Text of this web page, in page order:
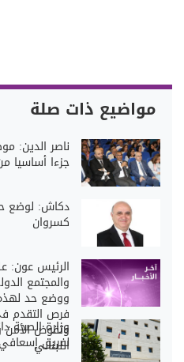
مواضيع ذات صلة
ناصر الدين:
جزءا أساسيا
دكاش: لوضع
كسروان
الرئيس عون:
والمجتمع
ووضع حد
فرص التقدم
وتقوض الأمن
اللبناني
وزارة الصحة
لفريق